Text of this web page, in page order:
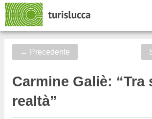
← Precedente
Carmine Galiè: “Tra
realtà”